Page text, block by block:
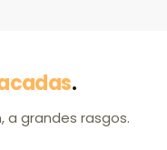
.
a grandes rasgos.